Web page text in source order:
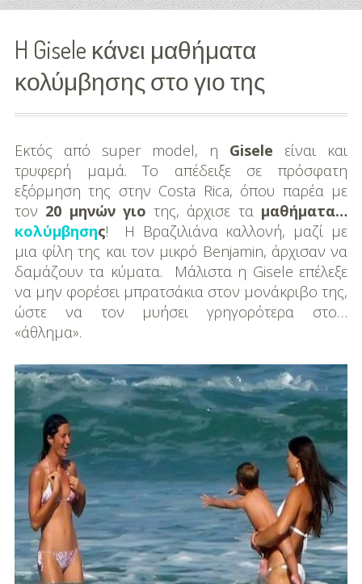
Εκπαίδευση
Οργάνωση
Βάπτισης
Διάσημες
Βαπτίσεις
Σπίτι
Παιδικό Δωμάτιο
Deco
DIY
Διατροφή-Συνταγές
Συνταγές
Συμβουλές
Διατροφής
Υγεία – Ψυχολογία
H Gisele κάνει μαθήματα
κολύμβησης στο γιο της
Εκτός από super model, η Gisele είναι και
τρυφερή μαμά. Το απέδειξε σε πρόσφατη
εξόρμηση της στην Costa Rica, όπου παρέα με
τον 20 μηνών γιο της, άρχισε ταμαθήματα…
κολύμβησης! Η Βραζιλιάνα καλλονή, μαζί με
μια φίλη της και τον μικρό Benjamin, άρχισαν να
δαμάζουν τα κύματα. Μάλιστα η Gisele επέλεξε
να μην φορέσει μπρατσάκια στον μονάκριβο της,
ώστε να τον μυήσει γρηγορότερα στο…
«άθλημα».